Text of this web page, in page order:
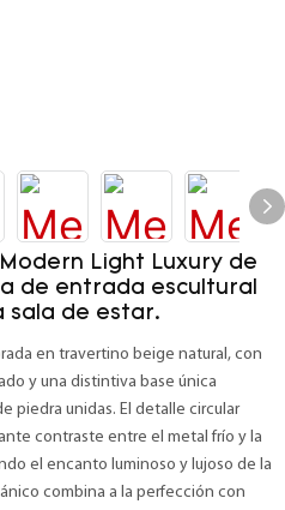
Light Luxury de
de entrada escultural
sala de estar.
en travertino beige natural, con
y una distintiva base única
piedra unidas. El detalle circular
contraste entre el metal frío y la
el encanto luminoso y lujoso de la
combina a la perfección con